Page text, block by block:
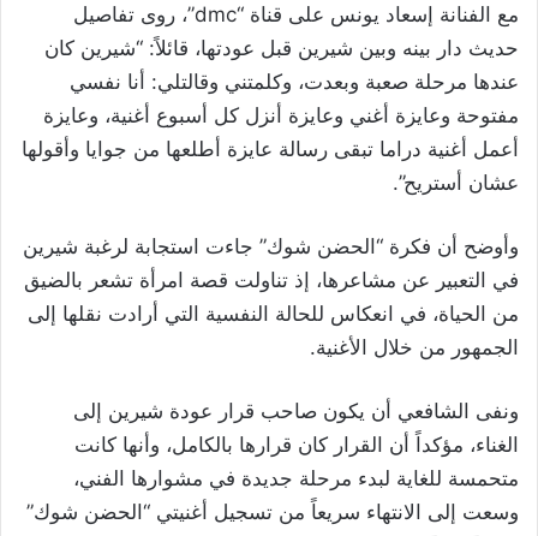
مع الفنانة إسعاد يونس على قناة “dmc”، روى تفاصيل
حديث دار بينه وبين شيرين قبل عودتها، قائلاً: “شيرين كان
عندها مرحلة صعبة وبعدت، وكلمتني وقالتلي: أنا نفسي
مفتوحة وعايزة أغني وعايزة أنزل كل أسبوع أغنية، وعايزة
أعمل أغنية دراما تبقى رسالة عايزة أطلعها من جوايا وأقولها
عشان أستريح”.
وأوضح أن فكرة “الحضن شوك” جاءت استجابة لرغبة شيرين
في التعبير عن مشاعرها، إذ تناولت قصة امرأة تشعر بالضيق
من الحياة، في انعكاس للحالة النفسية التي أرادت نقلها إلى
الجمهور من خلال الأغنية.
ونفى الشافعي أن يكون صاحب قرار عودة شيرين إلى
الغناء، مؤكداً أن القرار كان قرارها بالكامل، وأنها كانت
متحمسة للغاية لبدء مرحلة جديدة في مشوارها الفني،
وسعت إلى الانتهاء سريعاً من تسجيل أغنيتي “الحضن شوك”